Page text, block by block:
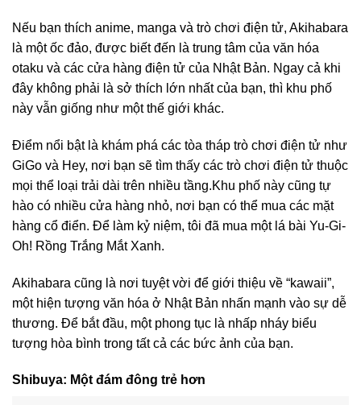
Nếu bạn thích anime, manga và trò chơi điện tử, Akihabara
là một ốc đảo, được biết đến là trung tâm của văn hóa
otaku và các cửa hàng điện tử của Nhật Bản. Ngay cả khi
đây không phải là sở thích lớn nhất của bạn, thì khu phố
này vẫn giống như một thế giới khác.
Điểm nổi bật là khám phá các tòa tháp trò chơi điện tử như
GiGo và Hey, nơi bạn sẽ tìm thấy các trò chơi điện tử thuộc
mọi thể loại trải dài trên nhiều tầng.Khu phố này cũng tự
hào có nhiều cửa hàng nhỏ, nơi bạn có thể mua các mặt
hàng cổ điển. Để làm kỷ niệm, tôi đã mua một lá bài Yu-Gi-
Oh! Rồng Trắng Mắt Xanh.
Akihabara cũng là nơi tuyệt vời để giới thiệu về “kawaii”,
một hiện tượng văn hóa ở Nhật Bản nhấn mạnh vào sự dễ
thương. Để bắt đầu, một phong tục là nhấp nháy biểu
tượng hòa bình trong tất cả các bức ảnh của bạn.
Shibuya: Một đám đông trẻ hơn